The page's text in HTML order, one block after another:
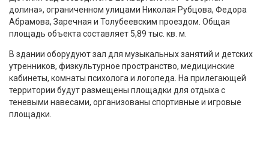
долина», ограниченном улицами Николая Рубцова, Федора
Абрамова, Заречная и Толубеевским проездом. Общая
площадь объекта составляет 5,89 тыс. кв. м.
В здании оборудуют зал для музыкальных занятий и детских
утренников, физкультурное пространство, медицинские
кабинеты, комнаты психолога и логопеда. На прилегающей
территории будут размещены площадки для отдыха с
теневыми навесами, организованы спортивные и игровые
площадки.